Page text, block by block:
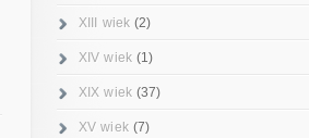
XIII wiek(2)
XIV wiek(1)
XIX wiek(37)
XV wiek(7)